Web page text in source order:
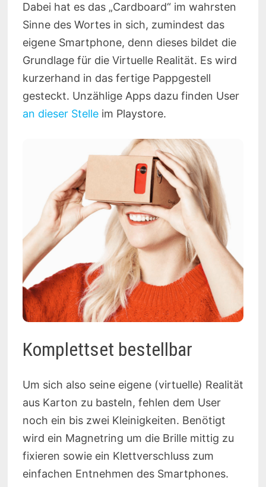
Dabei hat es das „Cardboard“ im wahrsten
Sinne des Wortes in sich, zumindest das
eigene Smartphone, denn dieses bildet die
Grundlage für die Virtuelle Realität. Es wird
kurzerhand in das fertige Pappgestell
gesteckt. Unzählige Apps dazu finden User
an dieser Stelleim Playstore.
Komplettset bestellbar
Um sich also seine eigene (virtuelle) Realität
aus Karton zu basteln, fehlen dem User
noch ein bis zwei Kleinigkeiten. Benötigt
wird ein Magnetring um die Brille mittig zu
fixieren sowie ein Klettverschluss zum
einfachen Entnehmen des Smartphones.